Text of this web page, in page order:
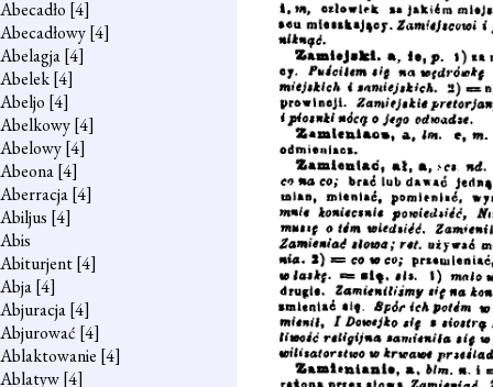
Abecadło [4]
Abecadłowy[4]
Abelagja[4]
Abelek[4]
Abeljo [4]
Abelkowy[4]
Abelowy[4]
Abeona[4]
Aberracja[4]
Abiljus [4]
Abis
Abiturjent[4]
Abja[4]
Abjuracja[4]
Abjurować [4]
Ablaktowanie [4]
Ablatyw[4]